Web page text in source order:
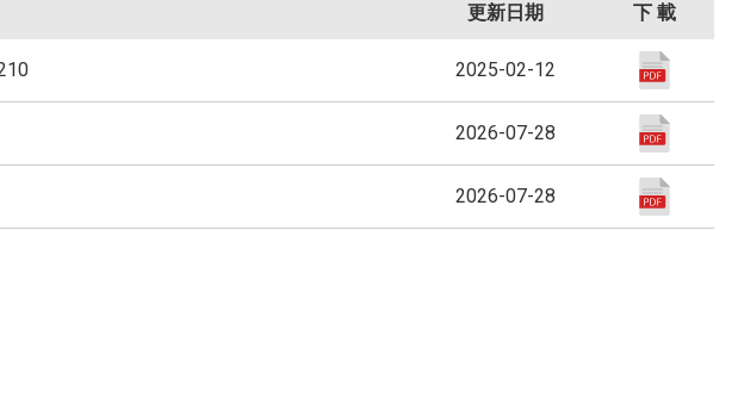
更新日期 下 載
2025-02-12
2026-07-28
2026-07-28